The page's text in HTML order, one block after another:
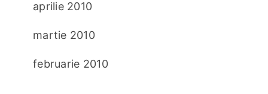
aprilie 2010
martie 2010
februarie 2010